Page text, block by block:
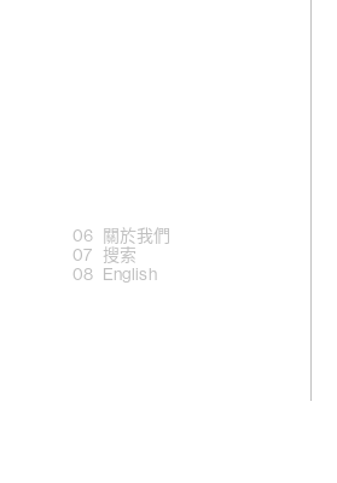
關於我們
搜索
English